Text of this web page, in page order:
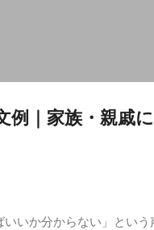
例｜家族・親戚
いか分からない」とい